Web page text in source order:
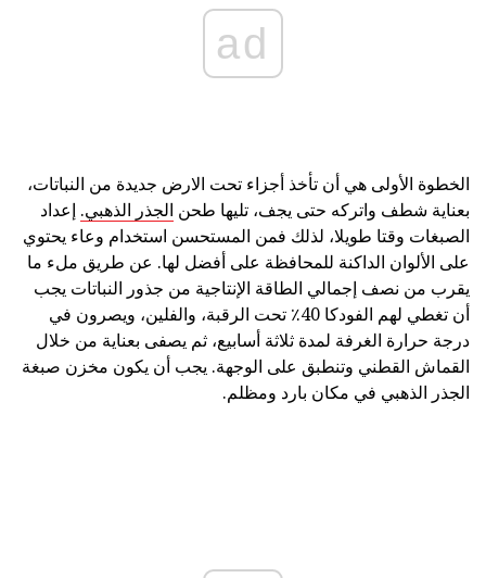
ad
الخطوة الأولى هي أن تأخذ أجزاء تحت الارض جديدة من النباتات،
بعناية شطف واتركه حتى يجف، تليها طحن الجذر الذهبي. إعداد
الصبغات وقتا طويلا، لذلك فمن المستحسن استخدام وعاء يحتوي
على الألوان الداكنة للمحافظة على أفضل لها. عن طريق ملء ما
يقرب من نصف إجمالي الطاقة الإنتاجية من جذور النباتات يجب
أن تغطي لهم الفودكا 40٪ تحت الرقبة، والفلين، ويصرون في
درجة حرارة الغرفة لمدة ثلاثة أسابيع، ثم يصفى بعناية من خلال
القماش القطني وتنطبق على الوجهة. يجب أن يكون مخزن صبغة
الجذر الذهبي في مكان بارد ومظلم.